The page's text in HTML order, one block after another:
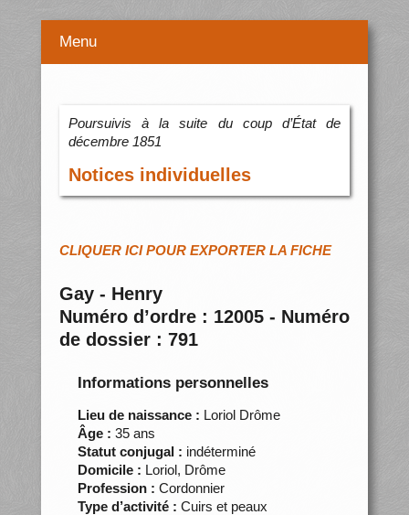
Menu
Poursuivis à la suite du coup d’État de
décembre 1851
Notices individuelles
CLIQUER ICI POUR EXPORTER LA FICHE
Gay - Henry
Numéro d’ordre : 12005 - Numéro
de dossier : 791
Informations personnelles
Lieu de naissance : Loriol Drôme
Âge : 35 ans
Statut conjugal : indéterminé
Domicile : Loriol, Drôme
Profession : Cordonnier
Type d’activité : Cuirs et peaux